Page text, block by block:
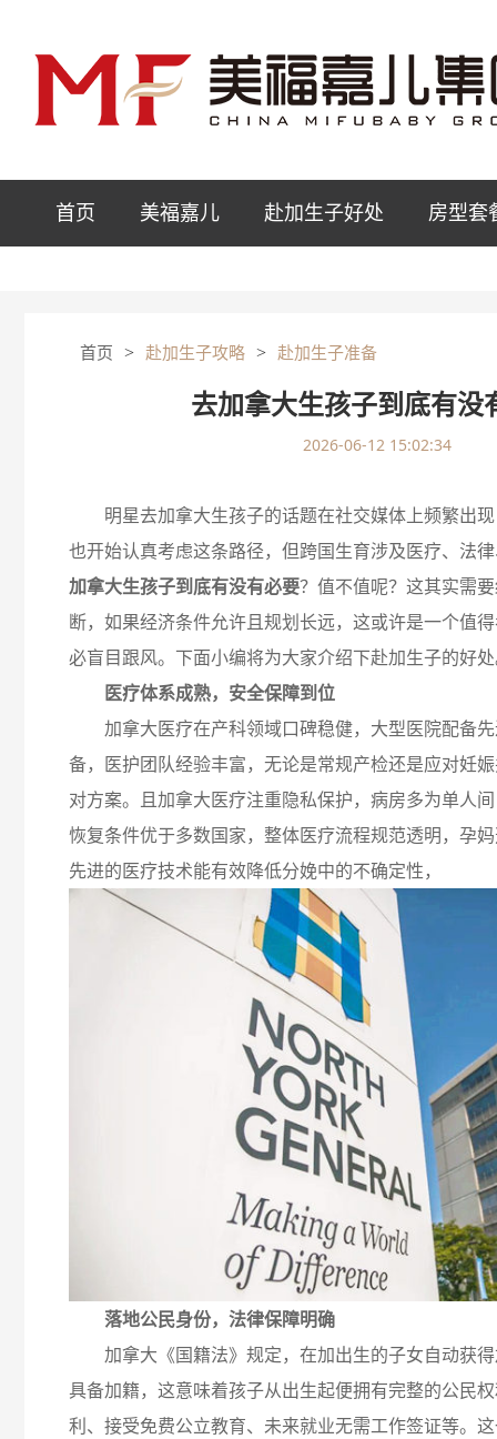
首页 美福嘉儿 赴加生子好处 房型套
首页 > 赴加生子攻略 > 赴加生子准备
去加拿大生孩子到底有没
2026-06-12 15:02:34
明星去加拿大生孩子的话题在社交媒体上频繁出现
也开始认真考虑这条路径，但跨国生育涉及医疗、法
加拿大生孩子到底有没有必要？值不值呢？这其实需
断，如果经济条件允许且规划长远，这或许是一个值
必盲目跟风。下面小编将为大家介绍下赴加生子的好
医疗体系成熟，安全保障到位
加拿大医疗在产科领域口碑稳健，大型医院配备先
备，医护团队经验丰富，无论是常规产检还是应对妊
对方案。且加拿大医疗注重隐私保护，病房多为单人
恢复条件优于多数国家，整体医疗流程规范透明，孕
先进的医疗技术能有效降低分娩中的不确定性，
落地公民身份，法律保障明确
加拿大《国籍法》规定，在加出生的子女自动获得
具备加籍，这意味着孩子从出生起便拥有完整的公民
利、接受免费公立教育、未来就业无需工作签证等。